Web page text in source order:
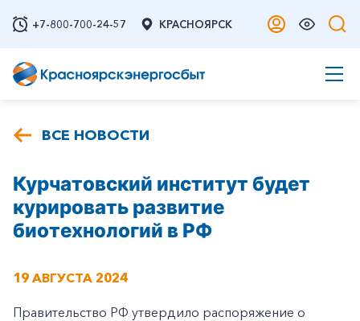
+7-800-700-24-57 КРАСНОЯРСК
ВСЕ НОВОСТИ
Курчатовский институт будет
курировать развитие
биотехнологий в РФ
19 АВГУСТА 2024
Правительство РФ утвердило распоряжение о